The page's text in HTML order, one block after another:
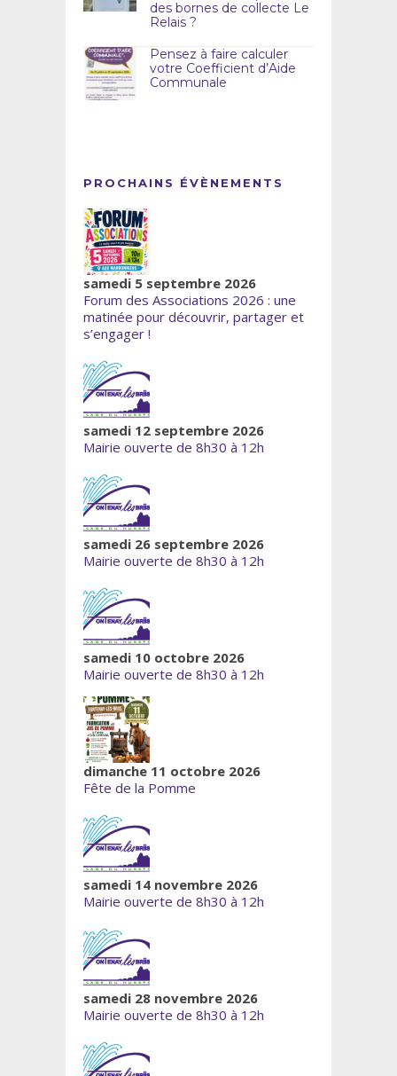
des bornes de collecte Le
Relais ?
Pensez à faire calculer
votre Coefficient d’Aide
Communale
PROCHAINS ÉVÈNEMENTS
samedi 5 septembre 2026
Forum des Associations 2026 : une
matinée pour découvrir, partager et
s’engager !
samedi 12 septembre 2026
Mairie ouverte de 8h30 à 12h
samedi 26 septembre 2026
Mairie ouverte de 8h30 à 12h
samedi 10 octobre 2026
Mairie ouverte de 8h30 à 12h
dimanche 11 octobre 2026
Fête de la Pomme
samedi 14 novembre 2026
Mairie ouverte de 8h30 à 12h
samedi 28 novembre 2026
Mairie ouverte de 8h30 à 12h